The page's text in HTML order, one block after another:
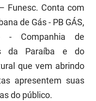
Funesc. Conta com
de Gás - PB GÁS,
- Companhia de
da Paraíba e do
que vem abrindo
apresentem suas
do público.